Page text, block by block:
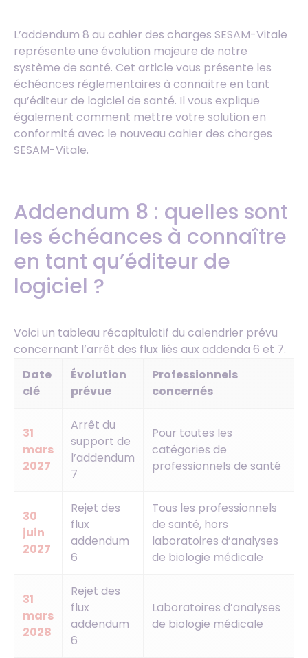
L’addendum 8 au cahier des charges SESAM-Vitale
représente une évolution majeure de notre
système de santé. Cet article vous présente les
échéances réglementaires à connaître en tant
qu’éditeur de logiciel de santé. Il vous explique
également comment mettre votre solution en
conformité avec le nouveau cahier des charges
SESAM-Vitale.
Addendum 8 : quelles sont
les échéances à connaître
en tant qu’éditeur de
logiciel ?
Voici un tableau récapitulatif du calendrier prévu
concernant l’arrêt des flux liés aux addenda 6 et 7.
Date
clé
Évolution
prévue
Professionnels
concernés
31
mars
2027
Arrêt du
support de
l’addendum
7
Pour toutes les
catégories de
professionnels de santé
30
juin
2027
Rejet des
flux
addendum
6
Tous les professionnels
de santé, hors
laboratoires d’analyses
de biologie médicale
31
mars
2028
Rejet des
flux
addendum
6
Laboratoires d’analyses
de biologie médicale